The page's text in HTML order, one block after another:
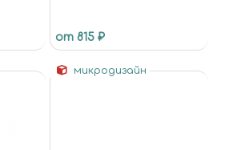
от 815 ₽
микродизайн